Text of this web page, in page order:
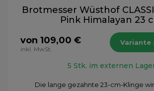
Brotmesser Wüsthof
Pink Himalayan 23
von 109,00 €
inkl. MwSt.
Variante
5 Stk. im externen
Die lange gezahnte 23-cm-Klinge